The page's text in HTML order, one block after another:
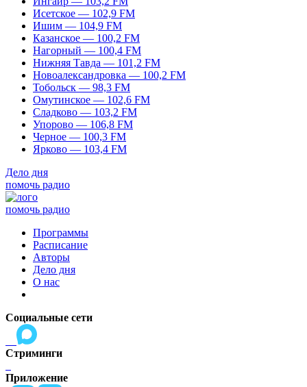
Исетское — 102,9 FM
Ишим — 104,9 FM
Казанское — 100,2 FM
Нагорный — 100,4 FM
Нижняя Тавда — 101,2 FM
Новоалександровка — 100,2 FM
Тобольск — 98,3 FM
Омутинское — 102,6 FM
Сладково — 103,2 FM
Упорово — 106,8 FM
Черное — 100,3 FM
Ярково — 103,4 FM
Дело дня
помочь радио
помочь радио
Программы
Расписание
Авторы
Дело дня
О нас
Социальные сети
Стриминги
Приложение